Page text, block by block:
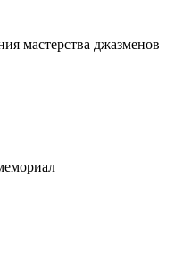
мастерства джазменов